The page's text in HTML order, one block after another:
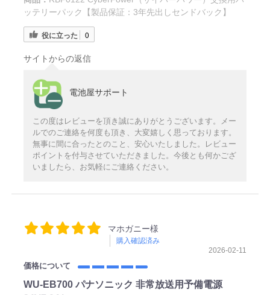
ッテリーパック【製品保証：3年先出しセンドバック】
役に立った 0
サイトからの返信
電池屋サポート
この度はレビューを頂き誠にありがとうございます。メー
ルでのご連絡を何度も頂き、大変嬉しく思っております。
無事に間に合ったとのこと、安心いたしました。レビュー
ポイントを付与させていただきました。今後とも何かござ
いましたら、お気軽にご連絡ください。
マホガニー様
購入確認済み
2026-02-11
価格について
WU-EB700 パナソニック 非常放送用予備電源